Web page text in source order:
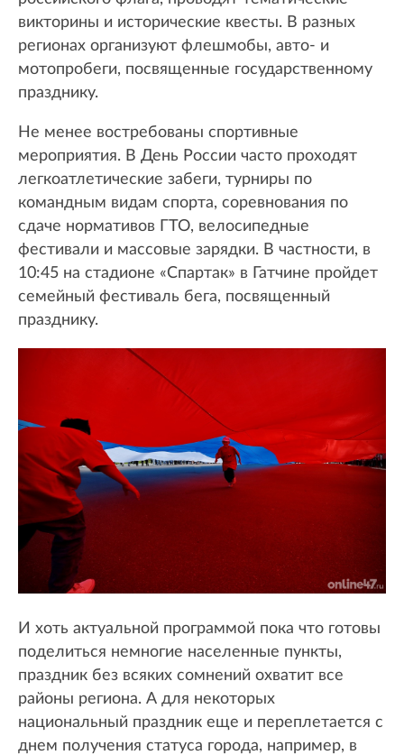
викторины и исторические квесты. В разных
регионах организуют флешмобы, авто- и
мотопробеги, посвященные государственному
празднику.
Не менее востребованы спортивные
мероприятия. В День России часто проходят
легкоатлетические забеги, турниры по
командным видам спорта, соревнования по
сдаче нормативов ГТО, велосипедные
фестивали и массовые зарядки. В частности, в
10:45 на стадионе «Спартак» в Гатчине пройдет
семейный фестиваль бега, посвященный
празднику.
И хоть актуальной программой пока что готовы
поделиться немногие населенные пункты,
праздник без всяких сомнений охватит все
районы региона. А для некоторых
национальный праздник еще и переплетается с
днем получения статуса города, например, в